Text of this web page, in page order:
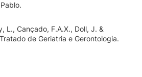
L., Cançado, F.A.X., Doll, J. &
de Geriatria e Gerontologia.